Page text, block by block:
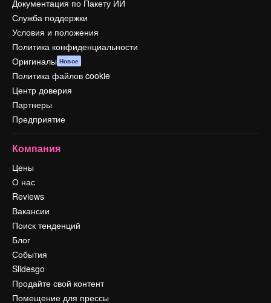
Документация по Пакету ИИ
Служба поддержки
Условия и положения
Политика конфиденциальности
Оригиналы Новое
Политика файлов cookie
Центр доверия
Партнеры
Предприятие
Компания
Цены
О нас
Reviews
Вакансии
Поиск тенденций
Блог
События
Slidesgo
Продайте свой контент
Помещение для прессы